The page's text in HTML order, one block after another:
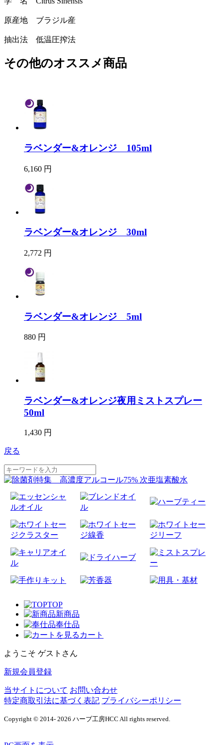
原産地 ブラジル産
抽出法 低温圧搾法
その他のオススメ商品
ラベンダー&オレンジ 105ml
6,160 円
ラベンダー&オレンジ 30ml
2,772 円
ラベンダー&オレンジ 5ml
880 円
ラベンダー&オレンジ夜用ミストスプレー
50ml
1,430 円
戻る
TOP
新商品
奉仕品
カート
ようこそ ゲストさん
新規会員登録
当サイトについて お問い合わせ
特定商取引法に基づく表記 プライバシーポリシー
Copyright © 2014- 2026 ハーブ工房HCC All rights reserved.